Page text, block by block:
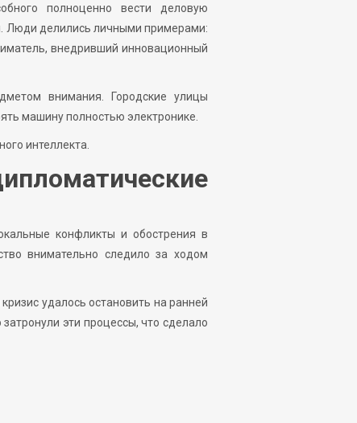
полноценно вести деловую
Люди делились личными примерами:
внедривший инновационный
внимания. Городские улицы
машину полностью электронике.
интеллекта.
конфликты и обострения в
внимательно следило за ходом
удалось остановить на ранней
эти процессы, что сделало